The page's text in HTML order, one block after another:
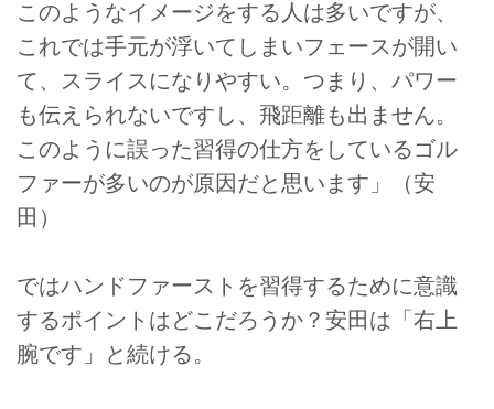
このようなイメージをする人は多いですが、
これでは手元が浮いてしまいフェースが開い
て、スライスになりやすい。つまり、パワー
も伝えられないですし、飛距離も出ません。
このように誤った習得の仕方をしているゴル
ファーが多いのが原因だと思います」（安
田）
ではハンドファーストを習得するために意識
するポイントはどこだろうか？安田は「右上
腕です」と続ける。